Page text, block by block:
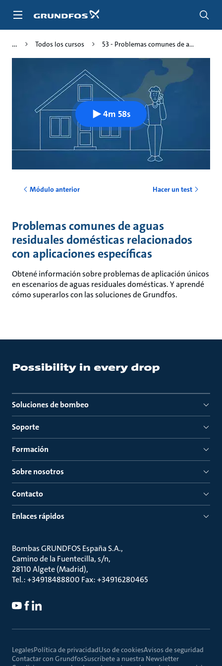
Todos los cursos 53 - Problemas comunes de a...
4m 58s
Módulo anterior Hacer un test
Problemas comunes de aguas
residuales domésticas relacionados
con aplicaciones específicas
Obtené información sobre problemas de aplicación únicos
en escenarios de aguas residuales domésticas. Y aprendé
cómo superarlos con las soluciones de Grundfos.
Soluciones de bombeo
Soporte
Formación
Sobre nosotros
Contacto
Enlaces rápidos
Bombas GRUNDFOS España S.A.
Camino de la Fuentecilla, s/n
28110 Algete (Madrid)
Tel.: +34918488800 Fax: +34916280465
LegalesPolítica de privacidadUso de cookiesAvisos de seguridad
Contactar con GrundfosSuscríbete a nuestra Newsletter